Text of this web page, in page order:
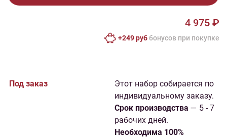
4 975 ₽
+249 руббонусов при покупке
Под заказ
Этот набор собирается по
индивидуальному заказу.
Cрок производства — 5 - 7
рабочих дней.
Необходима 100%